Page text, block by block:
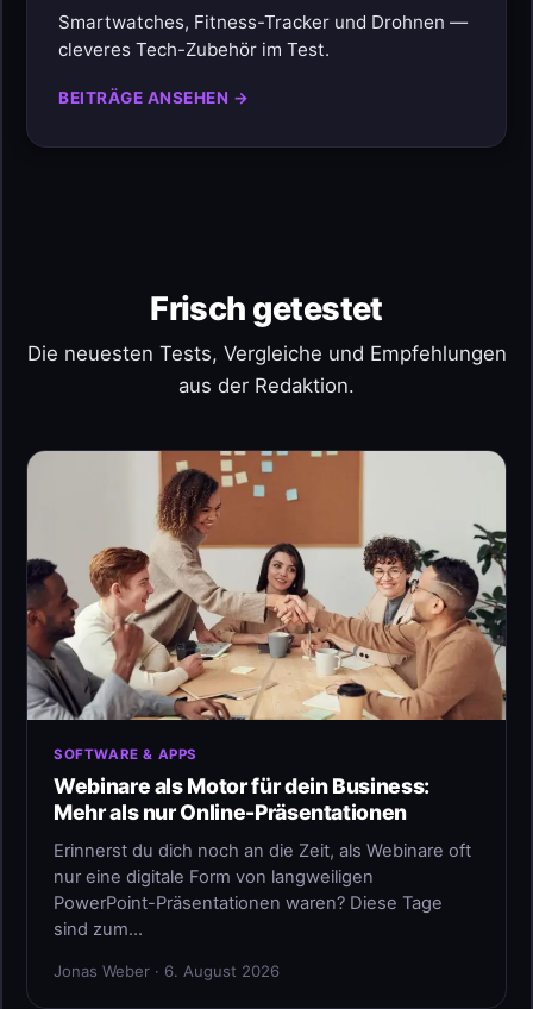
Smartwatches, Fitness-Tracker und Drohnen —
cleveres Tech-Zubehör im Test.
BEITRÄGE ANSEHEN →
Frisch getestet
Die neuesten Tests, Vergleiche und Empfehlungen
aus der Redaktion.
SOFTWARE & APPS
Webinare als Motor für dein Business:
Mehr als nur Online-Präsentationen
Erinnerst du dich noch an die Zeit, als Webinare oft
nur eine digitale Form von langweiligen
PowerPoint-Präsentationen waren? Diese Tage
sind zum…
Jonas Weber · 6. August 2026